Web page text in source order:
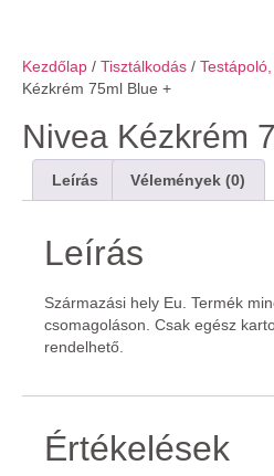
Kezdőlap / Tisztálkodás /
Kézkrém 75ml Blue +
Nivea Kézkrém
Leírás Vélemények (0)
Leírás
Származási hely Eu. Termék
csomagoláson. Csak egész
rendelhető.
Értékelések